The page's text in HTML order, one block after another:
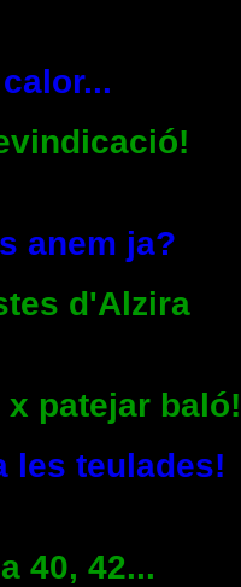
anem ja?
d'Alzira
patejar baló!
les teulades!
40, 42...